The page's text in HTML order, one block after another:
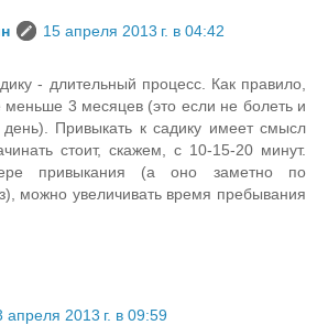
15 апреля 2013 г. в 04:42
- длительный процесс. Как правило,
меньше 3 месяцев (это если не болеть и
Привыкать к садику имеет смысл
стоит, скажем, с 10-15-20 минут.
привыкания (а оно заметно по
можно увеличивать время пребывания
апреля 2013 г. в 09:59